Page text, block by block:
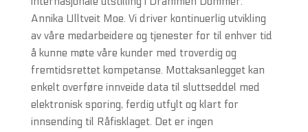
Annika Ulltveit Moe. Vi driver kontinuerlig utvikling
av våre medarbeidere og tjenester for til enhver tid
å kunne møte våre kunder med troverdig og
fremtidsrettet kompetanse. Mottaksanlegget kan
enkelt overføre innveide data til sluttseddel med
elektronisk sporing, ferdig utfylt og klart for
innsending til Råfisklaget. Det er ingen